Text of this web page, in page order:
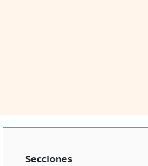
Secciones